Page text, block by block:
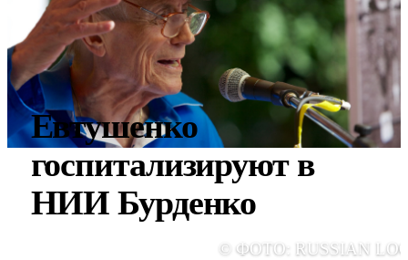
Евтушенко
госпитализируют в
НИИ Бурденко
© ФОТО: RUSSIAN